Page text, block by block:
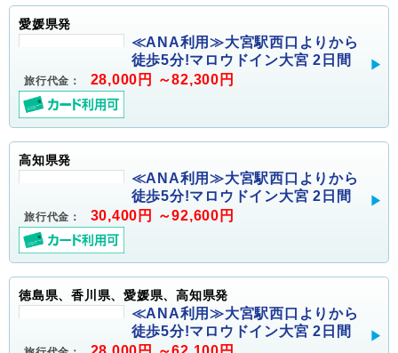
愛媛県発
≪ANA利用≫大宮駅西口よりから
徒歩5分!マロウドイン大宮 2日間
旅行代金： 28,000円 ～82,300円
高知県発
≪ANA利用≫大宮駅西口よりから
徒歩5分!マロウドイン大宮 2日間
旅行代金： 30,400円 ～92,600円
徳島県、香川県、愛媛県、高知県発
≪ANA利用≫大宮駅西口よりから
徒歩5分!マロウドイン大宮 2日間